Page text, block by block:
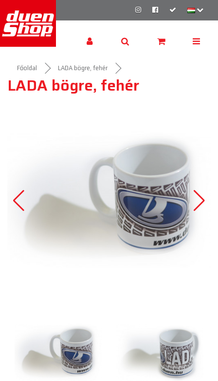
Főoldal LADA bögre, fehér
LADA bögre, fehér